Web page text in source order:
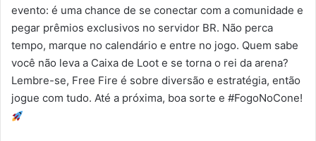
evento: é uma chance de se conectar com a comunidade e
pegar prêmios exclusivos no servidor BR. Não perca
tempo, marque no calendário e entre no jogo. Quem sabe
você não leva a Caixa de Loot e se torna o rei da arena?
Lembre-se, Free Fire é sobre diversão e estratégia, então
jogue com tudo. Até a próxima, boa sorte e #FogoNoCone!